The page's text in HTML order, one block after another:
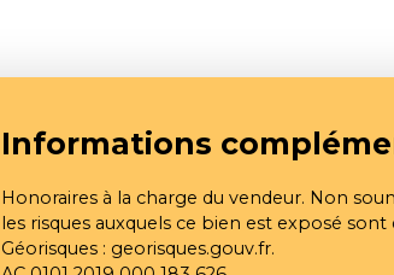
Informations
Honoraires à la charge du vendeur. Non
les risques auxquels ce bien est exposé
Géorisques : georisques.gouv.fr.